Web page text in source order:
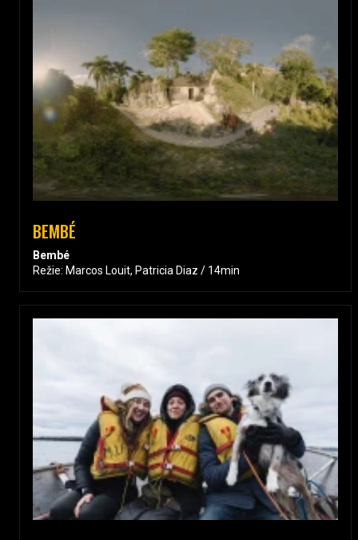
BEMBÉ
Bembé
Režie: Marcos Louit, Patricia Diaz / 14min